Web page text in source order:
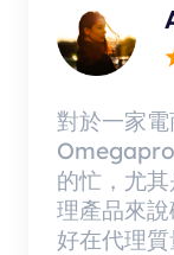
對於一家電
的忙，尤
理產品來
好在代理